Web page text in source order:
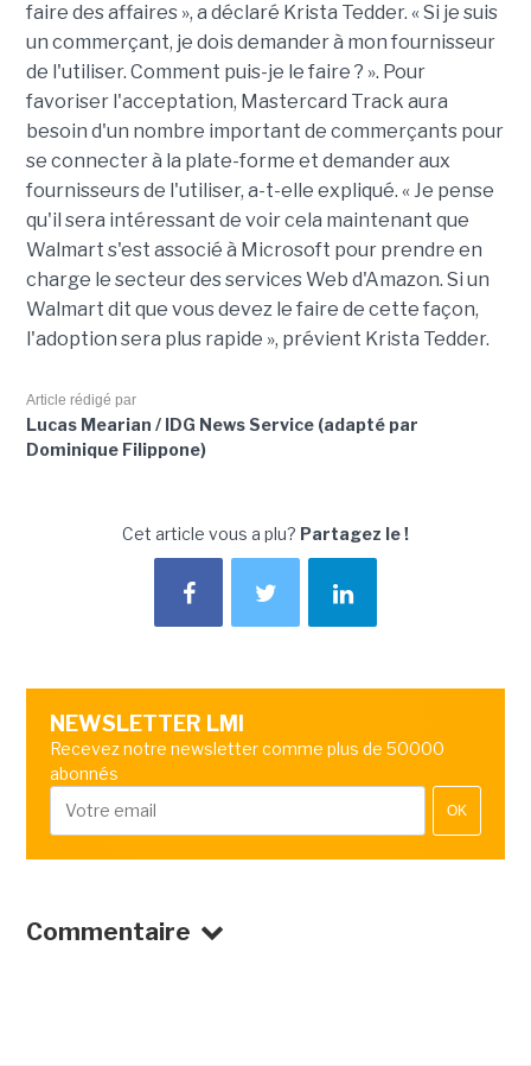
faire des affaires », a déclaré Krista Tedder. « Si je suis
un commerçant, je dois demander à mon fournisseur
de l'utiliser. Comment puis-je le faire ? ». Pour
favoriser l'acceptation, Mastercard Track aura
besoin d'un nombre important de commerçants pour
se connecter à la plate-forme et demander aux
fournisseurs de l'utiliser, a-t-elle expliqué. « Je pense
qu'il sera intéressant de voir cela maintenant que
Walmart s'est associé à Microsoft pour prendre en
charge le secteur des services Web d'Amazon. Si un
Walmart dit que vous devez le faire de cette façon,
l'adoption sera plus rapide », prévient Krista Tedder.
Article rédigé par
Lucas Mearian / IDG News Service (adapté par
Dominique Filippone)
Cet article vous a plu? Partagez le !
NEWSLETTER LMI
Recevez notre newsletter comme plus de 50000
abonnés
OK
Commentaire